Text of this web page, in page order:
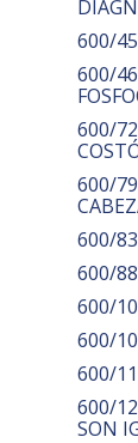
600/
600/
600/
600/
600/83
600/
600/
600/
600/
600/
SON